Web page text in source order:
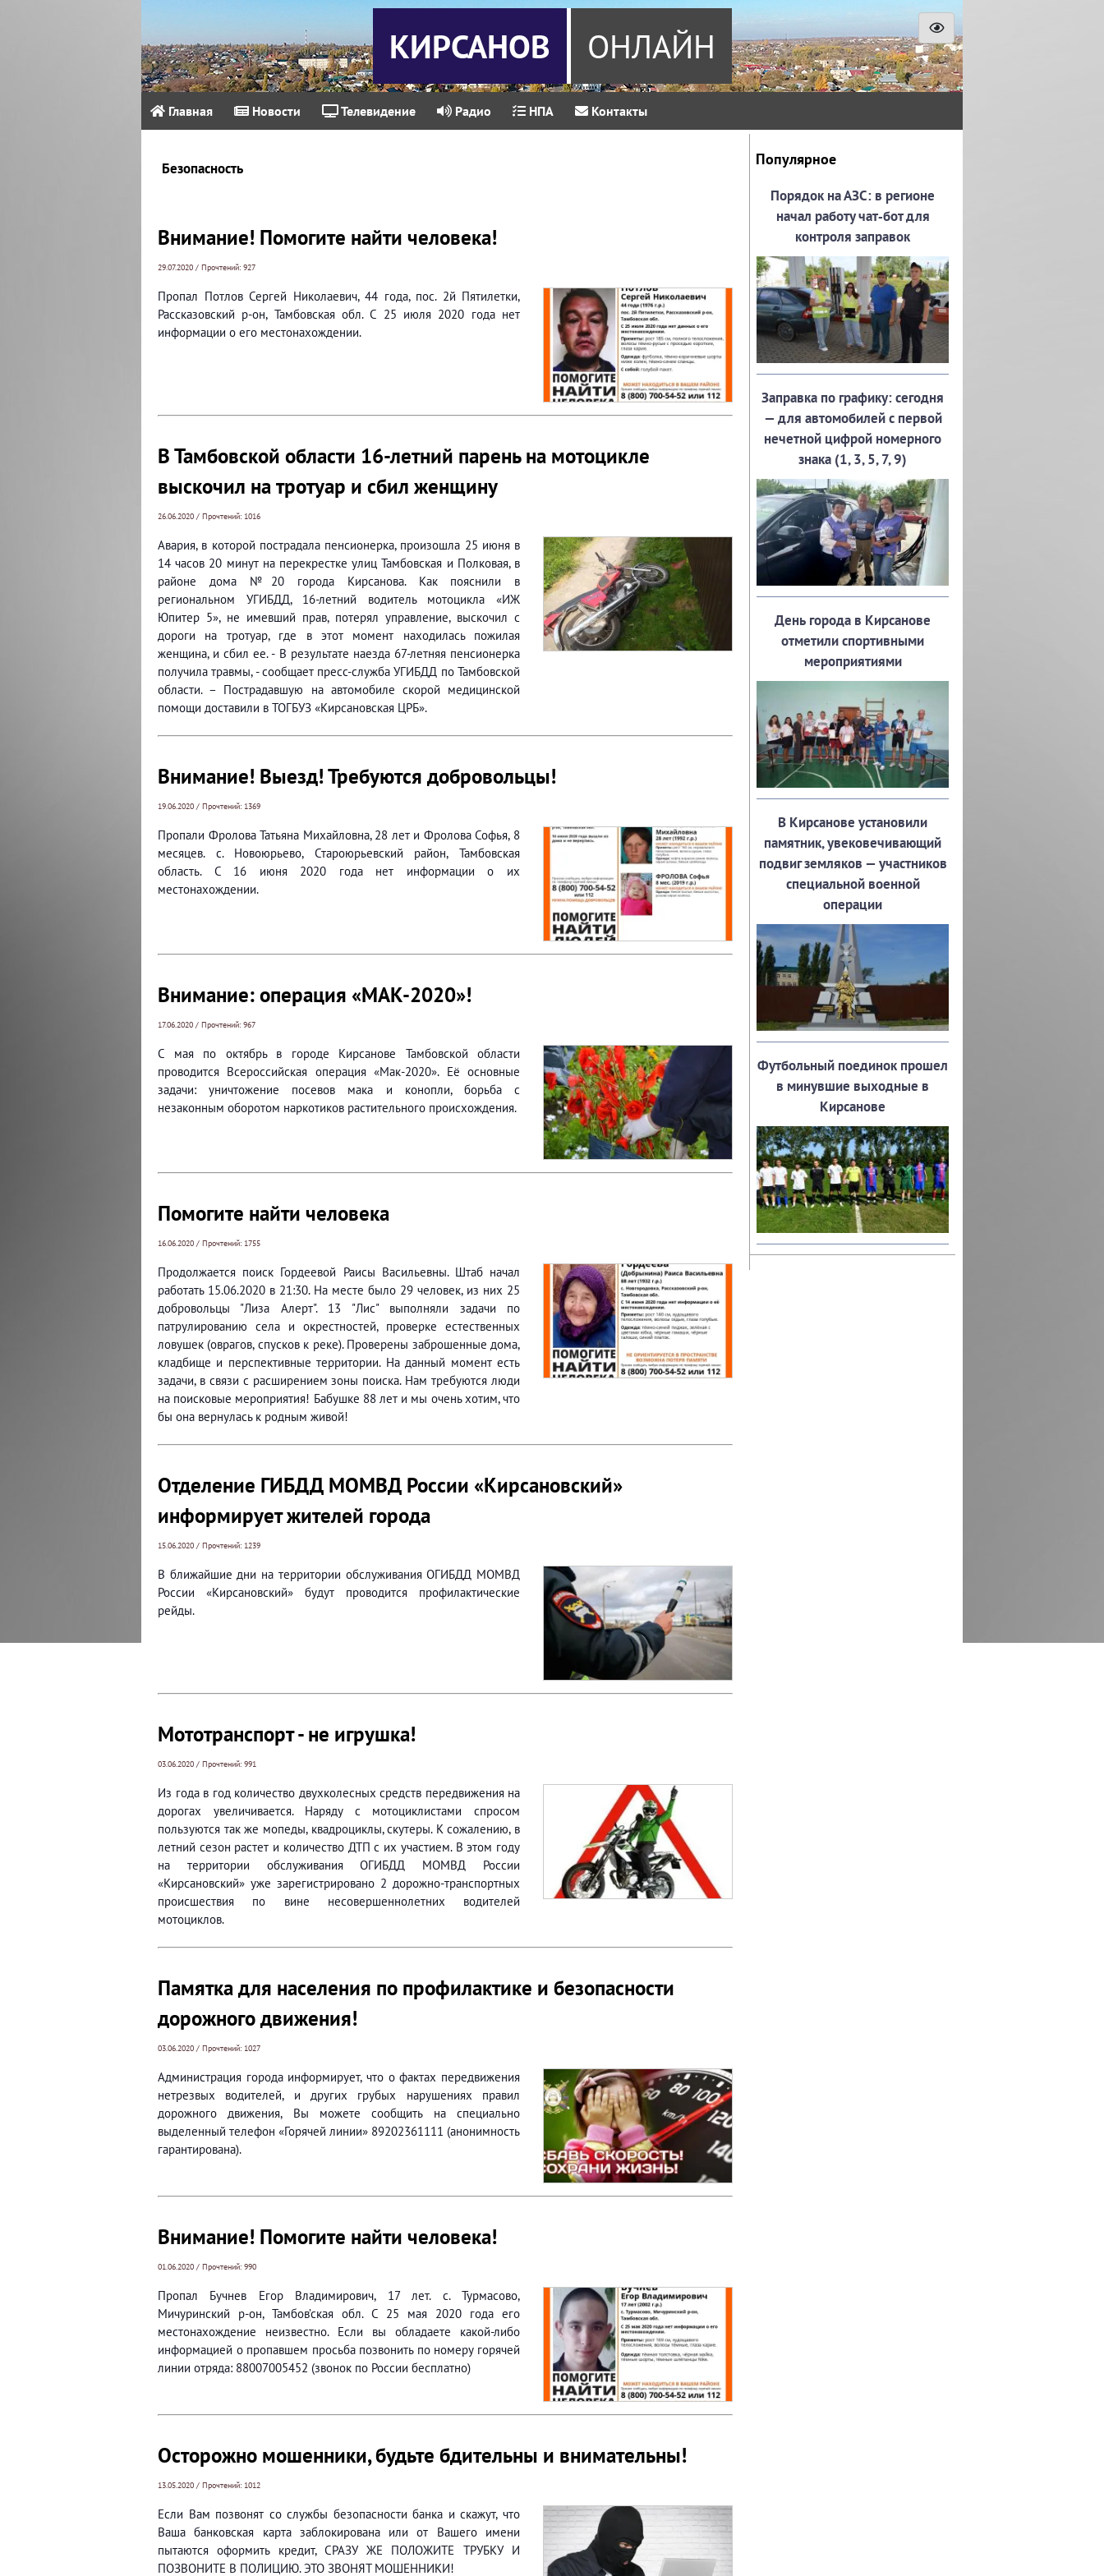
КИРСАНОВ ОНЛАЙН
Главная Новости Телевидение Радио НПА Контакты
Безопасность
Внимание! Помогите найти человека!
29.07.2020 / Прочтений: 927
Пропал Потлов Сергей Николаевич, 44 года, пос. 2й Пятилетки,
Рассказовский р-он, Тамбовская обл. С 25 июля 2020 года нет
информации о его местонахождении.
В Тамбовской области 16-летний парень на мотоцикле
выскочил на тротуар и сбил женщину
26.06.2020 / Прочтений: 1016
Авария, в которой пострадала пенсионерка, произошла 25 июня в
14 часов 20 минут на перекрестке улиц Тамбовская и Полковая, в
районе дома №20 города Кирсанова. Как пояснили в
региональном УГИБДД, 16-летний водитель мотоцикла «ИЖ
Юпитер 5», не имевший прав, потерял управление, выскочил с
дороги на тротуар, где в этот момент находилась пожилая
женщина, и сбил ее. - В результате наезда 67-летняя пенсионерка
получила травмы, - сообщает пресс-служба УГИБДД по Тамбовской
области. – Пострадавшую на автомобиле скорой медицинской
помощи доставили в ТОГБУЗ «Кирсановская ЦРБ».
Внимание! Выезд! Требуются добровольцы!
19.06.2020 / Прочтений: 1369
Пропали Фролова Татьяна Михайловна, 28 лет и Фролова Софья, 8
месяцев. с. Новоюрьево, Староюрьевский район, Тамбовская
область. С 16 июня 2020 года нет информации о их
местонахождении.
Внимание: операция «МАК-2020»!
17.06.2020 / Прочтений: 967
С мая по октябрь в городе Кирсанове Тамбовской области
проводится Всероссийская операция «Мак-2020». Её основные
задачи: уничтожение посевов мака и конопли, борьба с
незаконным оборотом наркотиков растительного происхождения.
Помогите найти человека
16.06.2020 / Прочтений: 1755
Продолжается поиск Гордеевой Раисы Васильевны. Штаб начал
работать 15.06.2020 в 21:30. На месте было 29 человек, из них 25
добровольцы "Лиза Алерт". 13 "Лис" выполняли задачи по
патрулированию села и окрестностей, проверке естественных
ловушек (оврагов, спусков к реке). Проверены заброшенные дома,
кладбище и перспективные территории. На данный момент есть
задачи, в связи с расширением зоны поиска. Нам требуются люди
на поисковые мероприятия! Бабушке 88 лет и мы очень хотим, что
бы она вернулась к родным живой!
Отделение ГИБДД МОМВД России «Кирсановский»
информирует жителей города
15.06.2020 / Прочтений: 1239
В ближайшие дни на территории обслуживания ОГИБДД МОМВД
России «Кирсановский» будут проводится профилактические
рейды.
Мототранспорт - не игрушка!
03.06.2020 / Прочтений: 991
Из года в год количество двухколесных средств передвижения на
дорогах увеличивается. Наряду с мотоциклистами спросом
пользуются так же мопеды, квадроциклы, скутеры. К сожалению, в
летний сезон растет и количество ДТП с их участием. В этом году
на территории обслуживания ОГИБДД МОМВД России
«Кирсановский» уже зарегистрировано 2 дорожно-транспортных
происшествия по вине несовершеннолетних водителей
мотоциклов.
Памятка для населения по профилактике и безопасности
дорожного движения!
03.06.2020 / Прочтений: 1027
Администрация города информирует, что о фактах передвижения
нетрезвых водителей, и других грубых нарушениях правил
дорожного движения, Вы можете сообщить на специально
выделенный телефон «Горячей линии» 89202361111 (анонимность
гарантирована).
Внимание! Помогите найти человека!
01.06.2020 / Прочтений: 990
Пропал Бучнев Егор Владимирович, 17 лет. с. Турмасово,
Мичуринский р-он, Тамбов’ская обл. С 25 мая 2020 года его
местонахождение неизвестно. Если вы обладаете какой-либо
информацией о пропавшем просьба позвонить по номеру горячей
линии отряда: 88007005452 (звонок по России бесплатно)
Осторожно мошенники, будьте бдительны и внимательны!
13.05.2020 / Прочтений: 1012
Если Вам позвонят со службы безопасности банка и скажут, что
Ваша банковская карта заблокирована или от Вашего имени
пытаются оформить кредит, СРАЗУ ЖЕ ПОЛОЖИТЕ ТРУБКУ И
ПОЗВОНИТЕ В ПОЛИЦИЮ. ЭТО ЗВОНЯТ МОШЕННИКИ!
Популярное
Порядок на АЗС: в регионе
начал работу чат‑бот для
контроля заправок
Заправка по графику: сегодня
— для автомобилей с первой
нечетной цифрой номерного
знака (1, 3, 5, 7, 9)
День города в Кирсанове
отметили спортивными
мероприятиями
В Кирсанове установили
памятник, увековечивающий
подвиг земляков — участников
специальной военной
операции
Футбольный поединок прошел
в минувшие выходные в
Кирсанове